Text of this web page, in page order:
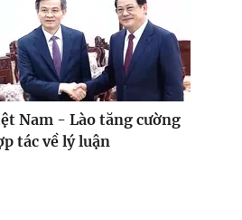
Nam - Lào tăng cường
tác về lý luận